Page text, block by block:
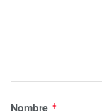
Nombre *